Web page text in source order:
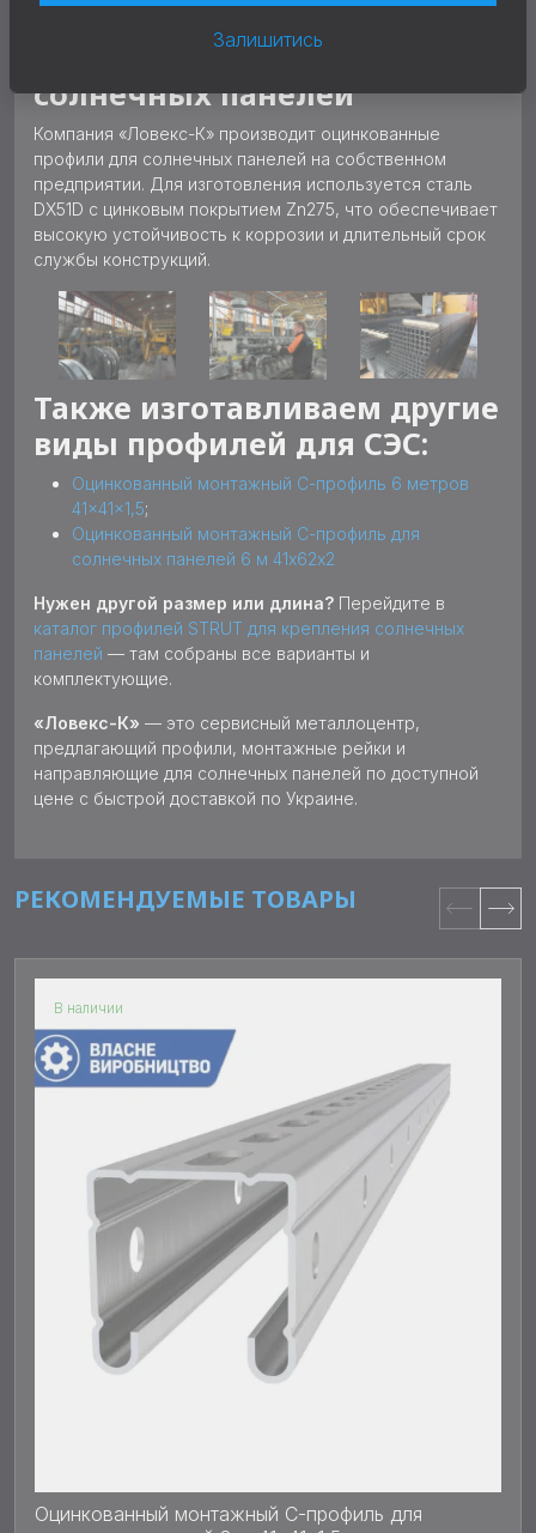
Производство профилей для
солнечных панелей
Компания «Ловекс-К» производит оцинкованные
профили для солнечных панелей на собственном
предприятии. Для изготовления используется сталь
DX51D с цинковым покрытием Zn275, что обеспечивает
высокую устойчивость к коррозии и длительный срок
службы конструкций.
Также изготавливаем другие
виды профилей для СЭС:
Оцинкованный монтажный С-профиль 6 метров
41×41×1,5;
Оцинкованный монтажный С-профиль для
солнечных панелей 6 м 41х62x2
Нужен другой размер или длина? Перейдите в
каталог профилей STRUT для крепления солнечных
панелей — там собраны все варианты и
комплектующие.
«Ловекс-К» — это сервисный металлоцентр,
предлагающий профили, монтажные рейки и
направляющие для солнечных панелей по доступной
цене с быстрой доставкой по Украине.
РЕКОМЕНДУЕМЫЕ ТОВАРЫ
В наличии
Оцинкованный монтажный С-профиль для
Залишитись